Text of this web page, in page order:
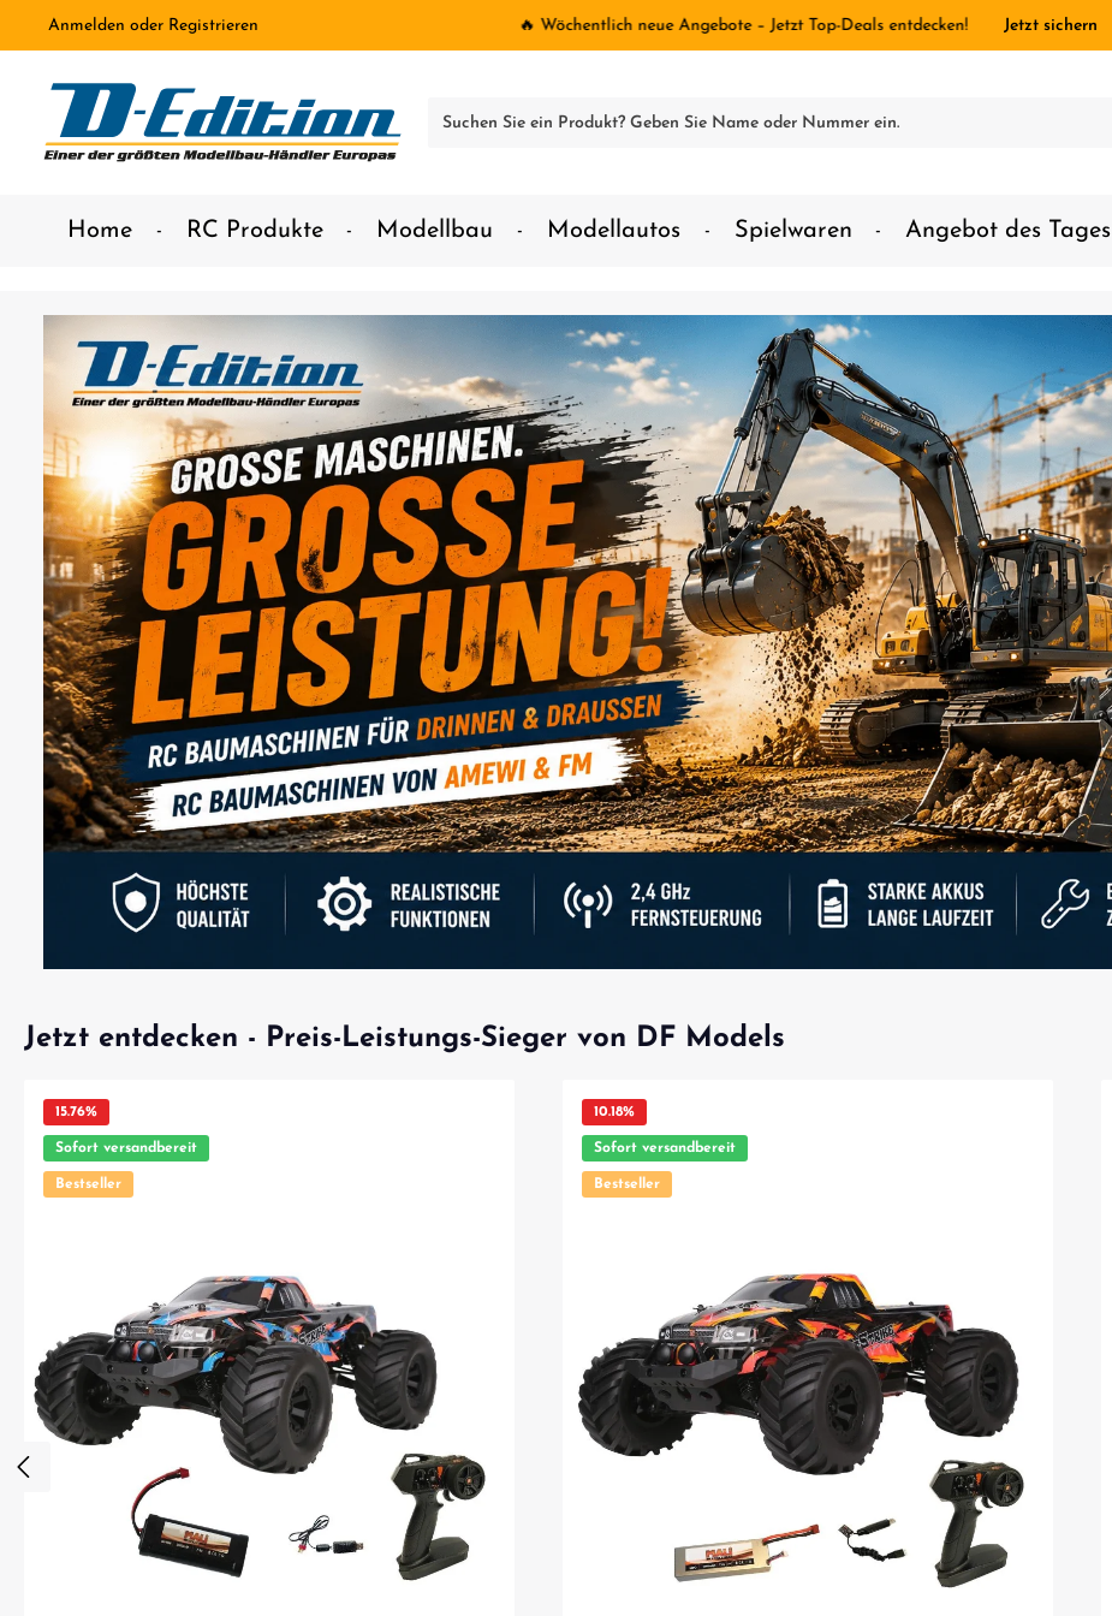
springen
Anmelden oder Registrieren 🔥 Wöchentlich neue Angebote – Jetzt Top-Deals entdecken! Jetzt sichern
Home RC Produkte Modellbau Modellautos Spielwaren Angebot des Tages
Jetzt entdecken - Preis-Leistungs-Sieger von DF Models
15.76%
Sofort versandbereit
Bestseller
10.18%
Sofort versandbereit
Bestseller